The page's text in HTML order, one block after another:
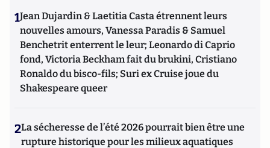
1Jean Dujardin & Laetitia Casta étrennent leurs
nouvelles amours, Vanessa Paradis & Samuel
Benchetrit enterrent le leur; Leonardo di Caprio
fond, Victoria Beckham fait du brukini, Cristiano
Ronaldo du bisco-fils; Suri ex Cruise joue du
Shakespeare queer
2La sécheresse de l’été 2026 pourrait bien être une
rupture historique pour les milieux aquatiques